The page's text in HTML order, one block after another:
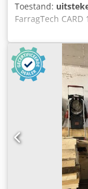
Toestand:
FarragTech
en 2 x ICEVA
503577
Fabrikant:
2011 Dcjdpfjy Akk
Doorvoer: 2 uur/
Spanning: 230
x ICEVA GS-